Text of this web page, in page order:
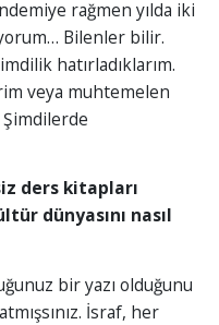
rağmen yılda iki
Bilenler bilir.
hatırladıklarım.
veya muhtemelen
Şimdilerde
ders kitapları
dünyasını nasıl
bir yazı olduğunu
İsraf, her